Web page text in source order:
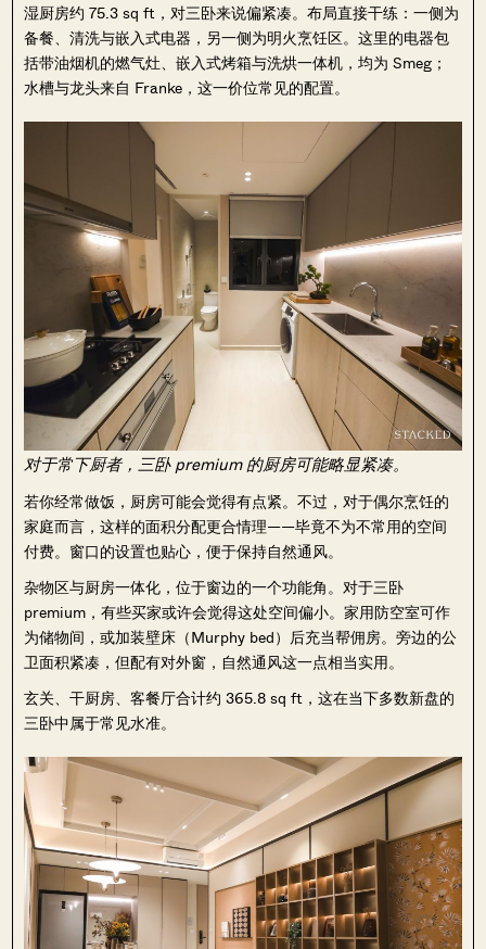
湿厨房约 75.3 sq ft，对三卧来说偏紧凑。布局直接干练：一侧为
备餐、清洗与嵌入式电器，另一侧为明火烹饪区。这里的电器包
括带油烟机的燃气灶、嵌入式烤箱与洗烘一体机，均为 Smeg；
水槽与龙头来自 Franke，这一价位常见的配置。
对于常下厨者，三卧 premium 的厨房可能略显紧凑。
若你经常做饭，厨房可能会觉得有点紧。不过，对于偶尔烹饪的
家庭而言，这样的面积分配更合情理——毕竟不为不常用的空间
付费。窗口的设置也贴心，便于保持自然通风。
杂物区与厨房一体化，位于窗边的一个功能角。对于三卧
premium，有些买家或许会觉得这处空间偏小。家用防空室可作
为储物间，或加装壁床（Murphy bed）后充当帮佣房。旁边的公
卫面积紧凑，但配有对外窗，自然通风这一点相当实用。
玄关、干厨房、客餐厅合计约 365.8 sq ft，这在当下多数新盘的
三卧中属于常见水准。